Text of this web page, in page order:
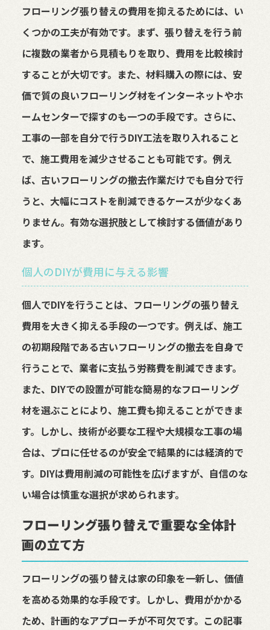
フローリング張り替えの費用を抑えるためには、い
くつかの工夫が有効です。まず、張り替えを行う前
に複数の業者から見積もりを取り、費用を比較検討
することが大切です。また、材料購入の際には、安
価で質の良いフローリング材をインターネットやホ
ームセンターで探すのも一つの手段です。さらに、
工事の一部を自分で行うDIY工法を取り入れること
で、施工費用を減少させることも可能です。例え
ば、古いフローリングの撤去作業だけでも自分で行
うと、大幅にコストを削減できるケースが少なくあ
りません。有効な選択肢として検討する価値があり
ます。
個人のDIYが費用に与える影響
個人でDIYを行うことは、フローリングの張り替え
費用を大きく抑える手段の一つです。例えば、施工
の初期段階である古いフローリングの撤去を自身で
行うことで、業者に支払う労務費を削減できます。
また、DIYでの設置が可能な簡易的なフローリング
材を選ぶことにより、施工費も抑えることができま
す。しかし、技術が必要な工程や大規模な工事の場
合は、プロに任せるのが安全で結果的には経済的で
す。DIYは費用削減の可能性を広げますが、自信のな
い場合は慎重な選択が求められます。
フローリング張り替えで重要な全体計
画の立て方
フローリングの張り替えは家の印象を一新し、価値
を高める効果的な手段です。しかし、費用がかかる
ため、計画的なアプローチが不可欠です。この記事